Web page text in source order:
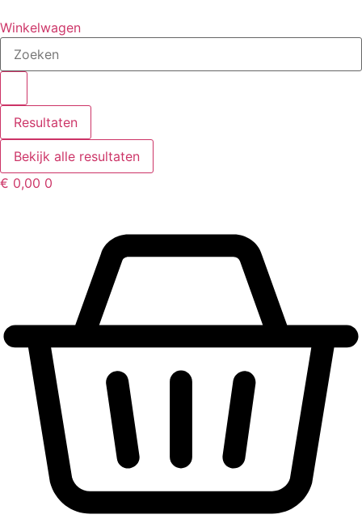
Winkelwagen
Search
Resultaten
Bekijk alle resultaten
€ 0,00 0